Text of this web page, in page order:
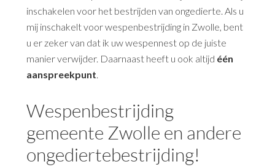
inschakelen voor het bestrijden van ongedierte. Als u
mij inschakelt voor wespenbestrijding in Zwolle, bent
u er zeker van dat ik uw wespennest op de juiste
manier verwijder. Daarnaast heeft u ook altijd één
aanspreekpunt.
Wespenbestrijding
gemeente Zwolle en andere
ongediertebestrijding!